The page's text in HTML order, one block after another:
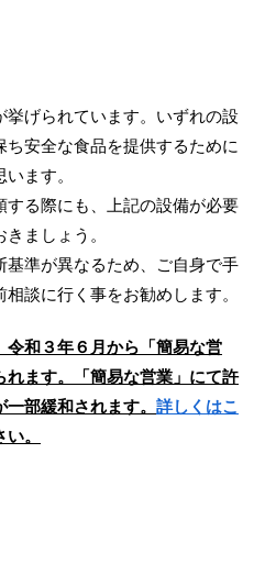
挙げられています。いずれの設
安全な食品を提供するために
ます。
する際にも、上記の設備が必要
ましょう。
基準が異なるため、ご自身で手
談に行く事をお勧めします。
和３年６月から「簡易な営
れます。「簡易な営業」にて許
部緩和されます。 詳しくはこ
。